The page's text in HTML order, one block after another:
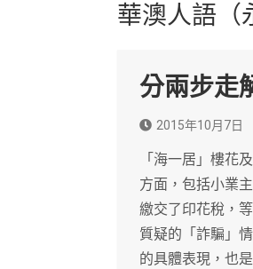
華澳人語（
分兩步走
2015年10月7日
「海一居」樓花
方面，包括小業
繳交了印花稅，
質疑的「詐騙」
的具體表現，也